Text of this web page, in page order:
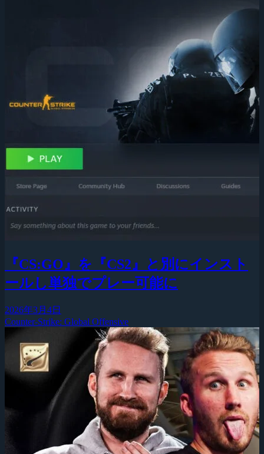
『CS:GO』を『CS2』と別にインスト
ールし単独でプレー可能に
2026年3月4日
Counter-Strike: Global Offensive